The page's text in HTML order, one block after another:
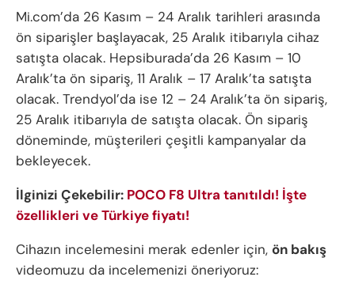
Mi.com’da 26 Kasım – 24 Aralık tarihleri arasında
ön siparişler başlayacak, 25 Aralık itibarıyla cihaz
satışta olacak. Hepsiburada’da 26 Kasım – 10
Aralık’ta ön sipariş, 11 Aralık – 17 Aralık’ta satışta
olacak. Trendyol’da ise 12 – 24 Aralık’ta ön sipariş,
25 Aralık itibarıyla de satışta olacak. Ön sipariş
döneminde, müşterileri çeşitli kampanyalar da
bekleyecek.
İlginizi Çekebilir: POCO F8 Ultra tanıtıldı! İşte
özellikleri ve Türkiye fiyatı!
Cihazın incelemesini merak edenler için, ön bakış
videomuzu da incelemenizi öneriyoruz: